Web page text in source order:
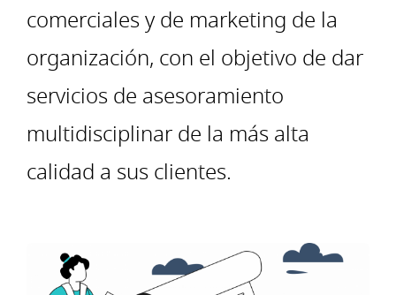
comerciales y de marketing de la
organización, con el objetivo de dar
servicios de asesoramiento
multidisciplinar de la más alta
calidad a sus clientes.